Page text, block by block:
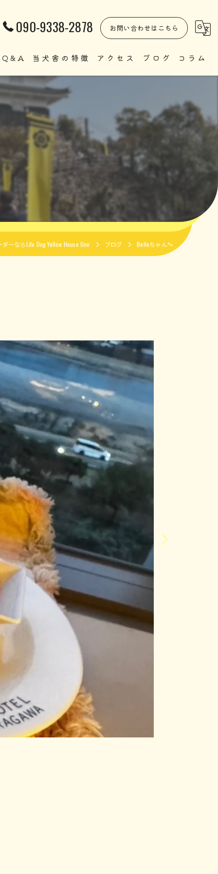
090-9338-2878 お問い合わせはこちら
Q&A 当犬舎の特徴
自家繁殖
直販
ペット
アクセス ブログ コラム
ーならLife Dog Yellow House One ブログ Belleちゃん🐾